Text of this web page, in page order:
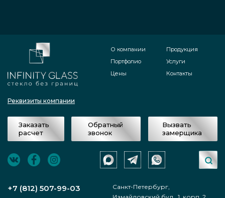
Реквизиты компании
О компании
Портфолио
Цены
Продукция
Услуги
Контакты
Заказать
расчет
Обратный
звонок
Вызвать
замерщика
+7 (812) 507-99-03
Санкт-Петербург,